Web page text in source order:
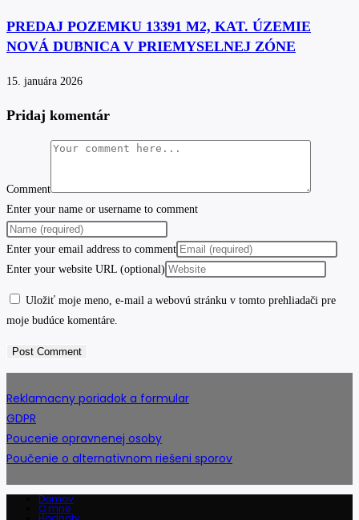
PREDAJ POZEMKU 13391 M2, KAT. ÚZEMIE
NOVÁ DUBNICA V PRIEMYSELNEJ ZÓNE
15. januára 2026
Pridaj komentár
Comment
Enter your name or username to comment
Enter your email address to comment
Enter your website URL (optional)
Uložiť moje meno, e-mail a webovú stránku v tomto prehliadači pre
moje budúce komentáre.
Reklamacny poriadok a formular
GDPR
Poucenie opravnenej osoby
Poučenie o alternativnom riešeni sporov
Domov
O mne